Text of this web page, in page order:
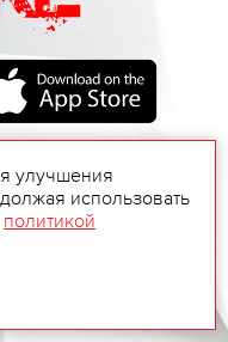
улучшения
использовать
политикой